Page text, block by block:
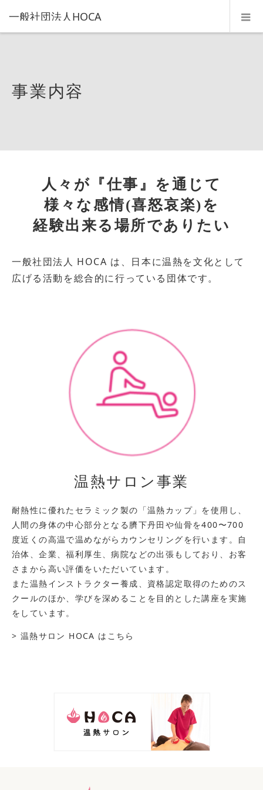
一般社団法人HOCA
事業内容
人々が『仕事』を通じて
様々な感情(喜怒哀楽)を
経験出来る場所でありたい
一般社団法人 HOCA は、日本に温熱を文化として
広げる活動を総合的に行っている団体です。
温熱サロン事業
耐熱性に優れたセラミック製の「温熱カップ」を使用し、
人間の身体の中心部分となる臍下丹田や仙骨を400〜700
度近くの高温で温めながらカウンセリングを行います。自
治体、企業、福利厚生、病院などの出張もしており、お客
さまから高い評価をいただいています。
また温熱インストラクター養成、資格認定取得のためのス
クールのほか、学びを深めることを目的とした講座を実施
をしています。
> 温熱サロン HOCA はこちら